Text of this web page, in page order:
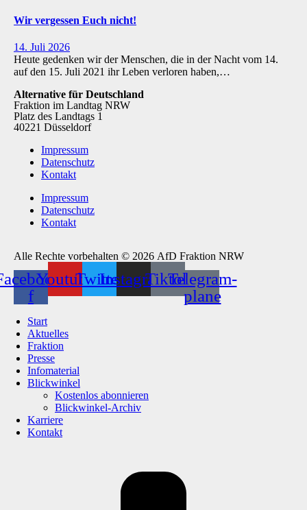
Wir vergessen Euch nicht!
14. Juli 2026
Heute gedenken wir der Menschen, die in der Nacht vom 14.
auf den 15. Juli 2021 ihr Leben verloren haben,…
Alternative für Deutschland
Fraktion im Landtag NRW
Platz des Landtags 1
40221 Düsseldorf
Impressum
Datenschutz
Kontakt
Impressum
Datenschutz
Kontakt
Alle Rechte vorbehalten © 2026 AfD Fraktion NRW
f
YoutubeTwitterInstagramTiktokTelegram-
plane
Start
Aktuelles
Fraktion
Presse
Infomaterial
Blickwinkel
Kostenlos abonnieren
Blickwinkel-Archiv
Karriere
Kontakt